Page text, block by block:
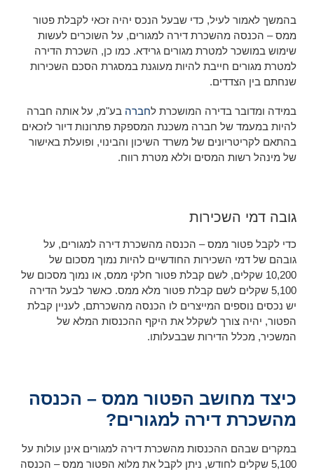
בהמשך לאמור לעיל, כדי שבעל הנכס יהיה זכאי לקבלת פטור
ממס – הכנסה מהשכרת דירה למגורים, על השוכרים לעשות
שימוש במושכר למטרת מגורים גרידא. כמו כן, השכרת הדירה
למטרת מגורים חייבת להיות מעוגנת במסגרת הסכם השכירות
שנחתם בין הצדדים.
במידה ומדובר בדירה המושכרת לחברה בע"מ, על אותה חברה
להיות במעמד של חברה משכנת המספקת פתרונות דיור לזכאים
בהתאם לקריטריונים של משרד השיכון והבינוי, ופועלת באישור
של מינהל רשות המסים וללא מטרת רווח.
גובה דמי השכירות
כדי לקבל פטור ממס – הכנסה מהשכרת דירה למגורים, על
גובהם של דמי השכירות החודשיים להיות נמוך מסכום של
10,200 שקלים, לשם קבלת פטור חלקי ממס, או נמוך מסכום של
5,100 שקלים לשם קבלת פטור מלא ממס. כאשר לבעל הדירה
יש נכסים נוספים המייצרים לו הכנסה מהשכרתם, לעניין קבלת
הפטור, יהיה צורך לשקלל את היקף ההכנסות המלא של
המשכיר, מכלל הדירות שבבעלותו.
כיצד מחושב הפטור ממס – הכנסה
מהשכרת דירה למגורים?
במקרים שבהם ההכנסות מהשכרת דירה למגורים אינן עולות על
5,100 שקלים לחודש, ניתן לקבל את מלוא הפטור ממס – הכנסה